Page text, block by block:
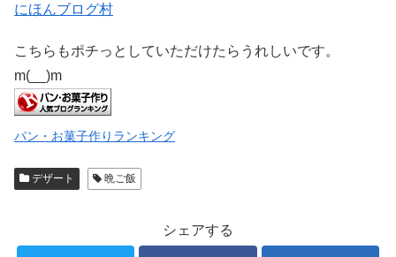
にほんブログ村
こちらもポチっとしていただけたらうれしいです。
m(__)m
パン・お菓子作りランキング
デザート 晩ご飯
シェアする